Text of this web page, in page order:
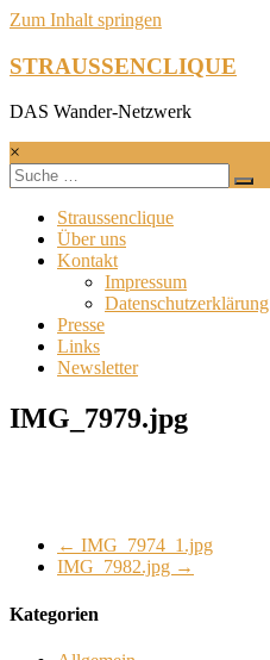
Zum Inhalt springen
STRAUSSENCLIQUE
DAS Wander-Netzwerk
×
Straussenclique
Über uns
Kontakt
Impressum
Datenschutzerklärung
Presse
Links
Newsletter
IMG_7979.jpg
← IMG_7974_1.jpg
IMG_7982.jpg →
Kategorien